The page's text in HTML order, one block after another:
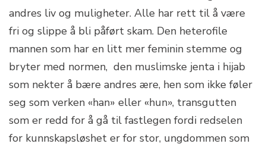
andres liv og muligheter. Alle har rett til å være
fri og slippe å bli påført skam. Den heterofile
mannen som har en litt mer feminin stemme og
bryter med normen, den muslimske jenta i hijab
som nekter å bære andres ære, hen som ikke føler
seg som verken «han» eller «hun», transgutten
som er redd for å gå til fastlegen fordi redselen
for kunnskapsløshet er for stor, ungdommen som